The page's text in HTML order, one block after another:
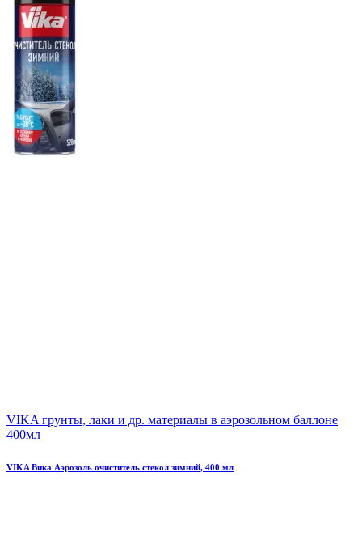
VIKA грунты, лаки и др. материалы в аэрозольном баллоне
400мл
VIKA Вика Аэрозоль очиститель стекол зимний, 400 мл